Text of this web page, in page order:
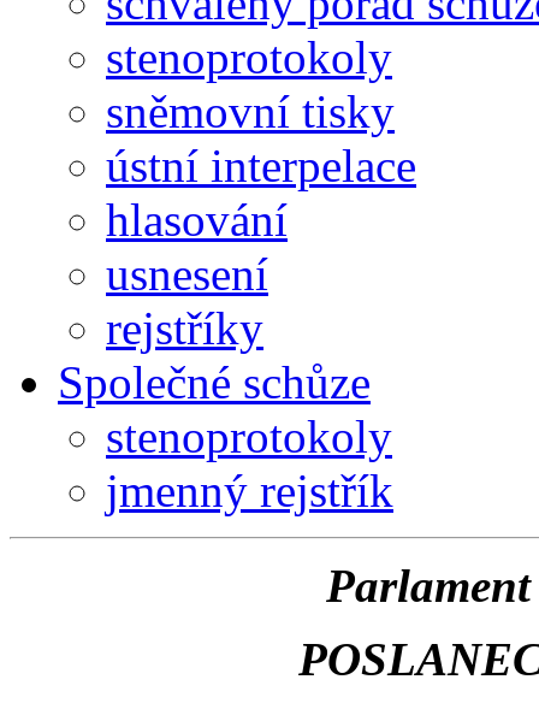
stenoprotokoly
sněmovní tisky
ústní interpelace
hlasování
usnesení
rejstříky
Společné schůze
stenoprotokoly
jmenný rejstřík